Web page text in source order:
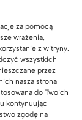
za pomocą
wrażenia,
z witryny.
wszystkich
przez
nasza strona
do Twoich
kontynuując
zgodę na